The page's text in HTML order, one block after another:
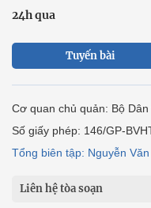
24h qua
Tuyến bài
Cơ quan chủ quản: Bộ
Số giấy phép: 146/GP-
Tổng biên tập: Nguyễn
Liên hệ tòa soạn